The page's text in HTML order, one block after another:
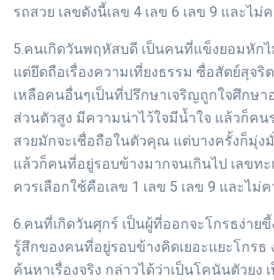
รถสวย เลขดังนี้เลข 4 เลข 6 เลข 9 และไม่
5.คนเกิดวันพฤหัสบดี เป็นคนที่แข็งยอมหัก
แต่ยึดถือเรื่องความเที่ยงธรรม ซื่อสัตย์สุจริ
เหลือคนอื่นๆเป็นที่ปรึกษาเจริญถูกใจศึกษา
ส่วนตัวสูง มีความน่าไว้ใจมีน้ำใจ แล้วก็คน
สวยมักจะเชื่อถือในตัวคุณ แต่บางครั้งก็มุ่ง
แล้วก็คนที่อยู่รอบข้างมากจนเกินไป เลขท
ควรเลือกใช้คือเลข 1 เลข 5 เลข 9 และไม่
6.คนที่เกิดวันศุกร์ เป็นผู้ที่ออกจะโกรธง่าย
รู้สึกของคนที่อยู่รอบข้างคิดเยอะแยะโกรธ
ค้นหาเรื่องจริง กล่าวได้ว่าเป็นโคนันตัวยง